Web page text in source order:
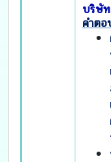
บริษั
คำตอ